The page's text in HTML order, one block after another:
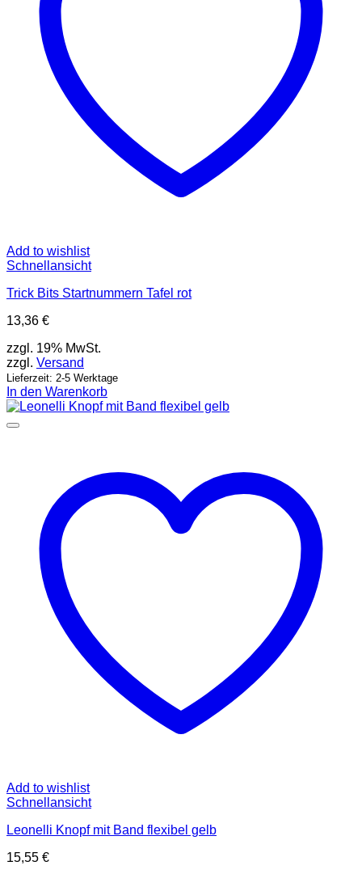
Add to wishlist
Schnellansicht
Trick Bits Startnummern Tafel rot
13,36 €
zzgl. 19% MwSt.
zzgl. Versand
Lieferzeit: 2-5 Werktage
In den Warenkorb
Add to wishlist
Schnellansicht
Leonelli Knopf mit Band flexibel gelb
15,55 €